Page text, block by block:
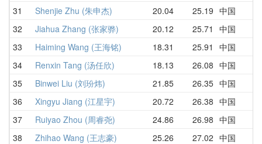
31 Shenjie Zhu (朱申杰) 20.04 25.19 中国
32 Jiahua Zhang (张家骅) 20.12 25.71 中国
33 Haiming Wang (王海铭) 18.31 25.91 中国
34 Renxin Tang (汤任欣) 18.13 26.08 中国
35 Binwei Liu (刘玢炜) 21.85 26.35 中国
36 Xingyu Jiang (江星宇) 20.72 26.38 中国
37 Ruiyao Zhou (周睿尧) 24.86 26.98 中国
38 Zhihao Wang (王志豪) 25.26 27.02 中国